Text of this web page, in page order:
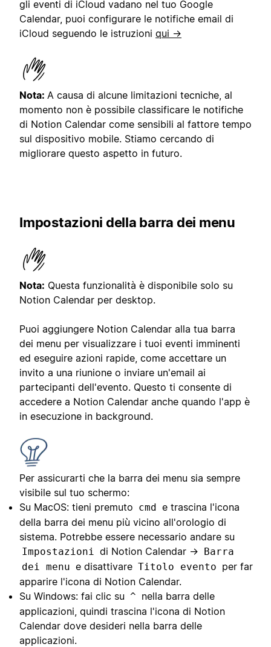
gli eventi di iCloud vadano nel tuo Google
Calendar, puoi configurare le notifiche email di
iCloud seguendo le istruzioni qui →
Nota: A causa di alcune limitazioni tecniche, al
momento non è possibile classificare le notifiche
di Notion Calendar come sensibili al fattore tempo
sul dispositivo mobile. Stiamo cercando di
migliorare questo aspetto in futuro.
Impostazioni della barra dei menu
Nota: Questa funzionalità è disponibile solo su
Notion Calendar per desktop.
Puoi aggiungere Notion Calendar alla tua barra
dei menu per visualizzare i tuoi eventi imminenti
ed eseguire azioni rapide, come accettare un
invito a una riunione o inviare un'email ai
partecipanti dell'evento. Questo ti consente di
accedere a Notion Calendar anche quando l'app è
in esecuzione in background.
Per assicurarti che la barra dei menu sia sempre
visibile sul tuo schermo:
Su MacOS: tieni premuto cmd e trascina l'icona
della barra dei menu più vicino all'orologio di
sistema. Potrebbe essere necessario andare su
Impostazioni di Notion Calendar → Barra
dei menu e disattivare Titolo evento per far
apparire l'icona di Notion Calendar.
Su Windows: fai clic su ^ nella barra delle
applicazioni, quindi trascina l'icona di Notion
Calendar dove desideri nella barra delle
applicazioni.